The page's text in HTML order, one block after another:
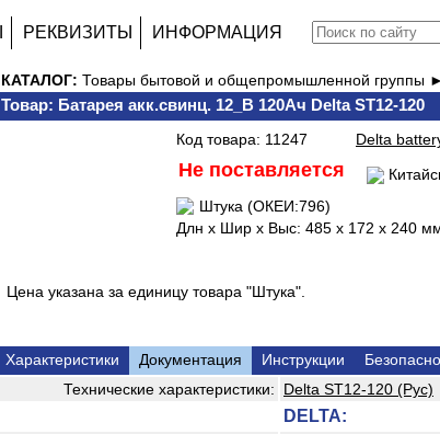
РЕКВИЗИТЫ ИНФОРМАЦИЯ
КАТАЛОГ: Товары бытовой и общепромышленной группы ►
Товар: Батарея акк.свинц. 12_В 120Ач Delta ST12-120
Код товара: 11247 Delta
Не поставляется
Штука (ОКЕИ:796)
Длн x Шир х Выс: 485 x 172 x 240
Цена указана за единицу товара "Штука".
Характеристики Документация Инструкции
Технические характеристики:
Delta ST12-120 (Рус)
DELTA: